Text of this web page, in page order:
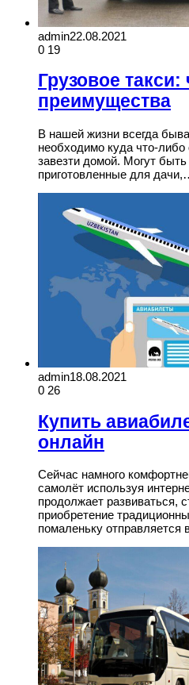
admin22.08.2021
0 19
Грузовое такси:
преимущества
В нашей жизни всегда
необходимо куда что-либо
завезти домой. Могут
приготовленные для
admin18.08.2021
0 26
Купить
онлайн
Сейчас намного
самолёт используя
продолжает развиваться,
приобретение
помаленьку